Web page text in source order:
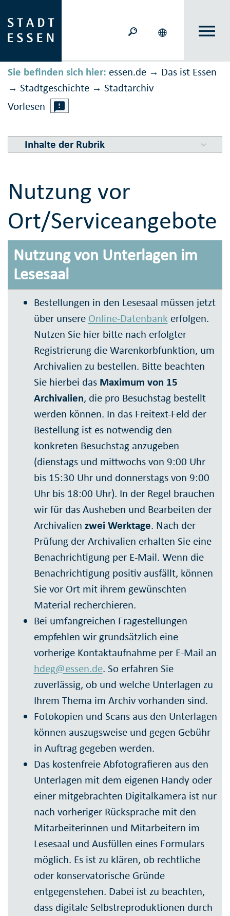
Sie befinden sich hier: essen.de → Das ist Essen
→ Stadtgeschichte → Stadtarchiv
Vorlesen
Inhalte der Rubrik
Nutzung vor
Ort/Serviceangebote
Nutzung von Unterlagen im
Lesesaal
Bestellungen in den Lesesaal müssen jetzt
über unsere Online-Datenbank erfolgen.
Nutzen Sie hier bitte nach erfolgter
Registrierung die Warenkorbfunktion, um
Archivalien zu bestellen. Bitte beachten
Sie hierbei das Maximum von 15
Archivalien, die pro Besuchstag bestellt
werden können. In das Freitext-Feld der
Bestellung ist es notwendig den
konkreten Besuchstag anzugeben
(dienstags und mittwochs von 9:00 Uhr
bis 15:30 Uhr und donnerstags von 9:00
Uhr bis 18:00 Uhr). In der Regel brauchen
wir für das Ausheben und Bearbeiten der
Archivalien zwei Werktage. Nach der
Prüfung der Archivalien erhalten Sie eine
Benachrichtigung per E-Mail. Wenn die
Benachrichtigung positiv ausfällt, können
Sie vor Ort mit ihrem gewünschten
Material recherchieren.
Bei umfangreichen Fragestellungen
empfehlen wir grundsätzlich eine
vorherige Kontaktaufnahme per E-Mail an
hdeg@essen.de. So erfahren Sie
zuverlässig, ob und welche Unterlagen zu
Ihrem Thema im Archiv vorhanden sind.
Fotokopien und Scans aus den Unterlagen
können auszugsweise und gegen Gebühr
in Auftrag gegeben werden.
Das kostenfreie Abfotografieren aus den
Unterlagen mit dem eigenen Handy oder
einer mitgebrachten Digitalkamera ist nur
nach vorheriger Rücksprache mit den
Mitarbeiterinnen und Mitarbeitern im
Lesesaal und Ausfüllen eines Formulars
möglich. Es ist zu klären, ob rechtliche
oder konservatorische Gründe
entgegenstehen. Dabei ist zu beachten,
dass digitale Selbstreproduktionen durch